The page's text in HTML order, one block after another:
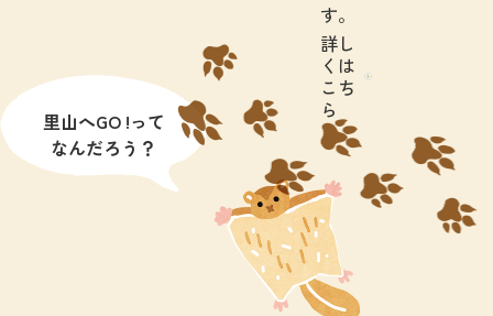
す。
詳し
くは
こち
ら
里山へGO !って
なんだろう？